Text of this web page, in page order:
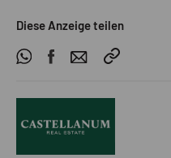
Diese Anzeige teilen